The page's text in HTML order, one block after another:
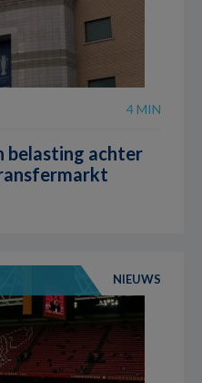
4 MIN
belasting achter
NIEUWS